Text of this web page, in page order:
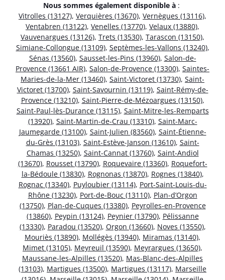
Nous sommes également disponible à :
Vitrolles (13127), Verquières (13670), Vernègues (13116),
Ventabren (13122), Venelles (13770), Velaux (13880),
Vauvenargues (13126), Trets (13530), Tarascon (13150),
Simiane-Collongue (13109), Septèmes-les-Vallons (13240),
Sénas (13560), Sausset-les-Pins (13960), Salon-de-
Provence (13661 AIR), Salon-de-Provence (13300), Saintes-
Maries-de-la-Mer (13460), Saint-Victoret (13730), Saint-
Victoret (13700), Saint-Savournin (13119), Saint-Rémy-de-
Provence (13210), Saint-Pierre-de-Mézoargues (13150),
Saint-Paul-lès-Durance (13115), Saint-Mitre-les-Remparts
(13920), Saint-Martin-de-Crau (13310), Saint-Marc-
Jaumegarde (13100), Saint-Julien (83560), Saint-Étienne-
du-Grès (13103), Saint-Estève-Janson (13610), Saint-
Chamas (13250), Saint-Cannat (13760), Saint-Andiol
(13670), Rousset (13790), Roquevaire (13360), Roquefort-
la-Bédoule (13830), Rognonas (13870), Rognes (13840),
Rognac (13340), Puyloubier (13114), Port-Saint-Louis-du-
Rhône (13230), Port-de-Bouc (13110), Plan-d’Orgon
(13750), Plan-de-Cuques (13380), Peyrolles-en-Provence
(13860), Peypin (13124), Peynier (13790), Pélissanne
(13330), Paradou (13520), Orgon (13660), Noves (13550),
Mouriès (13890), Mollégès (13940), Miramas (13140),
Mimet (13105), Meyreuil (13590), Meyrargues (13650),
Maussane-les-Alpilles (13520), Mas-Blanc-des-Alpilles
(13103), Martigues (13500), Martigues (13117), Marseille